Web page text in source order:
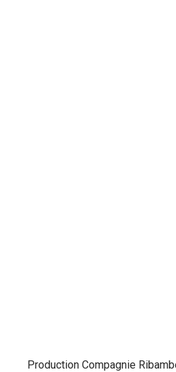
Production Compagnie